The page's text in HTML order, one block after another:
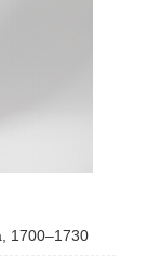
1700–1730